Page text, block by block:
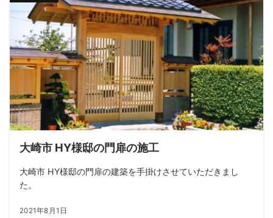
大崎市 HY様邸の門扉の施工
大崎市 HY様邸の門扉の建築を手掛けさせていただきまし
た。
2021年8月1日